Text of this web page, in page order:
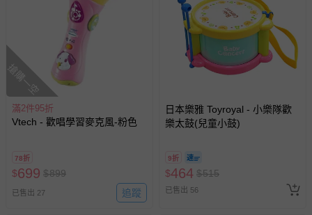
搶購一空
滿2件95折
Vtech - 歡唱學習麥克風-粉色
78折
$699 $899
已售出 27 追蹤
日本樂雅 Toyroyal - 小樂隊歡
樂太鼓(兒童小鼓)
9折
$464 $515
已售出 56